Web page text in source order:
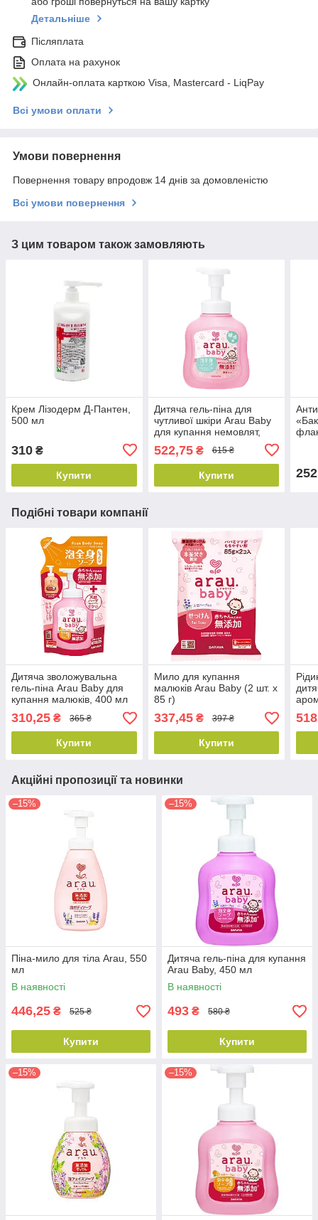
Детальніше
Післяплата
Оплата на рахунок
Онлайн-оплата карткою Visa, Mastercard - LiqPay
Всі умови оплати
Умови повернення
Повернення товару впродовж 14 днів за домовленістю
Всі умови повернення
З цим товаром також замовляють
Крем Лізодерм Д-Пантен,
500 мл
310 ₴
Купити
Дитяча гель-піна для
чутливої шкіри Arau Baby
для купання немовлят,
522,75₴ 615 ₴
Купити 252
Подібні товари компанії
Дитяча зволожувальна
гель-піна Arau Baby для
купання малюків, 400 мл
(змінна упаковка)
310,25 ₴ 365 ₴
Купити
Мило для купання
малюків Arau Baby (2 шт. x
85 г)
337,45₴ 397 ₴
Купити
мл
Акційні пропозиції та новинки
–15%
Піна-мило для тіла Arau, 550
мл
В наявності
446,25 ₴ 525 ₴
Купити
–15%
Дитяча гель-піна для купання
Arau Baby, 450 мл
В наявності
493 ₴ 580 ₴
Купити
–15% –15%